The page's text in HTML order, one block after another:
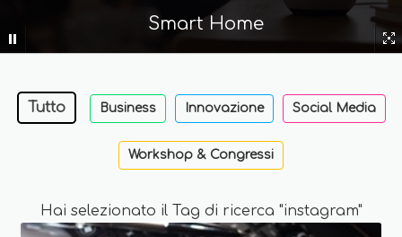
Smart Home
Tutto Business Innovazione Social Media
Workshop & Congressi
Hai selezionato il Tag di ricerca "instagram"